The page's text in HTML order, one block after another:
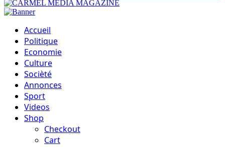
Accueil
Politique
Economie
Culture
Socièté
Annonces
Sport
Videos
Shop
Checkout
Cart